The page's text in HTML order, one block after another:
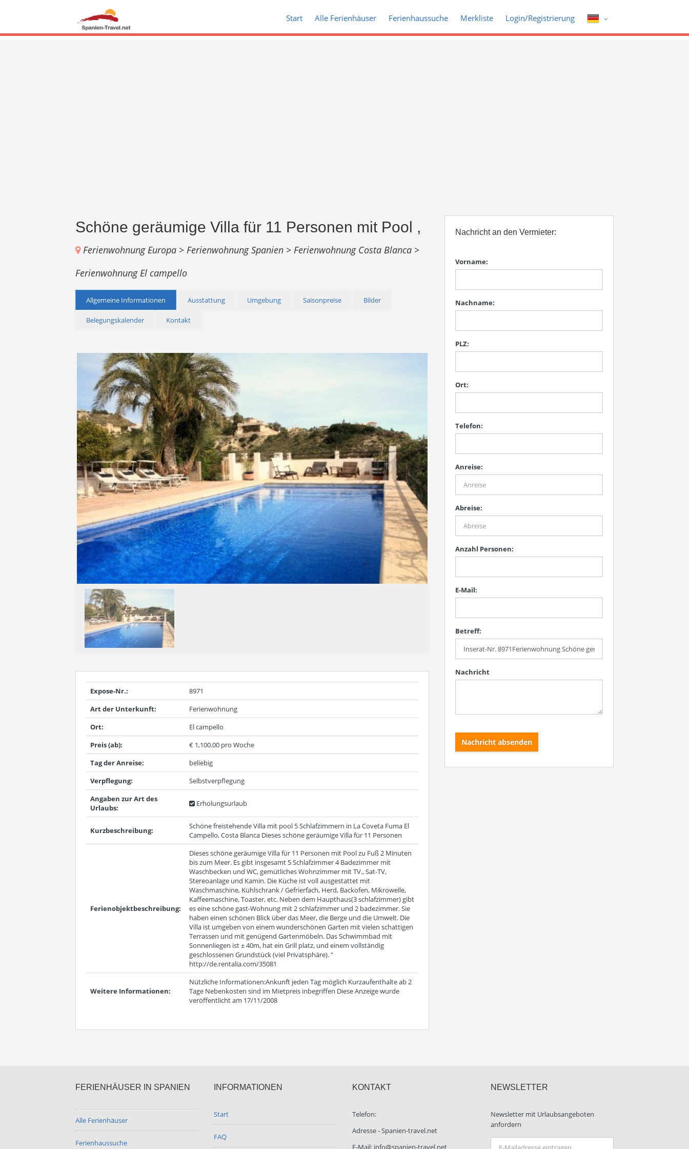
Login/Registrierung
Merkliste
Ferienhaussuche
Alle Ferienhäuser
Start
Schöne geräumige Villa für 11 Personen mit Pool ,
Ferienwohnung Europa > Ferienwohnung Spanien > Ferienwohnung Costa Blanca >
Ferienwohnung El campello
Allgemeine Informationen Ausstattung Umgebung Saisonpreise Bilder
Belegungskalender Kontakt
Expose-Nr.:
8971
Art der Unterkunft:
Ferienwohnung
Ort:
El campello
Preis (ab):
€ 1,100.00 pro Woche
Tag der Anreise:
beliebig
Verpflegung:
Selbstverpflegung
Angaben zur Art des
Urlaubs:
Erholungsurlaub
Kurzbeschreibung:
Schöne freistehende Villa mit pool 5 Schlafzimmern in La Coveta Fuma El
Campello, Costa Blanca Dieses schöne geräumige Villa für 11 Personen
Ferienobjektbeschreibung:
Dieses schöne geräumige Villa für 11 Personen mit Pool zu Fuß 2 Minuten
bis zum Meer. Es gibt insgesamt 5 Schlafzimmer 4 Badezimmer mit
Waschbecken und WC, gemütliches Wohnzimmer mit TV., Sat-TV,
Stereoanlage und Kamin. Die Küche ist voll ausgestattet mit
Waschmaschine, Kühlschrank / Gefrierfach, Herd, Backofen, Mikrowelle,
Kaffeemaschine, Toaster, etc. Neben dem Haupthaus(3 schlafzimmer) gibt
es eine schöne gast-Wohnung mit 2 schlafzimmer und 2 badezimmer. Sie
haben einen schönen Blick über das Meer, die Berge und die Umwelt. Die
Villa ist umgeben von einem wunderschönen Garten mit vielen schattigen
Terrassen und mit genügend Gartenmöbeln. Das Schwimmbad mit
Sonnenliegen ist ± 40m, hat ein Grill platz, und einem vollständig
geschlossenen Grundstück (viel Privatsphäre). "
http://de.rentalia.com/35081
Weitere Informationen:
Nützliche Informationen:Ankunft jeden Tag möglich Kurzaufenthalte ab 2
Tage Nebenkosten sind im Mietpreis inbegriffen Diese Anzeige wurde
veröffentlicht am 17/11/2008
Nachricht an den Vermieter:
Vorname:
Nachname:
PLZ:
Ort:
Telefon:
Anreise:
Abreise:
Anzahl Personen:
E-Mail:
Betreff:
Nachricht
Nachricht absenden
FERIENHÄUSER IN SPANIEN
Alle Ferienhäuser
Ferienhaussuche
INFORMATIONEN
Start
FAQ
KONTAKT
Telefon:
Adresse - Spanien-travel.net
E-Mail: info@spanien-travel.net
NEWSLETTER
Newsletter mit Urlaubsangeboten
anfordern